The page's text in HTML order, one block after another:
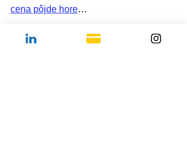
cena pôjde hore…
➡️ Fun fact na záver - v Garmine